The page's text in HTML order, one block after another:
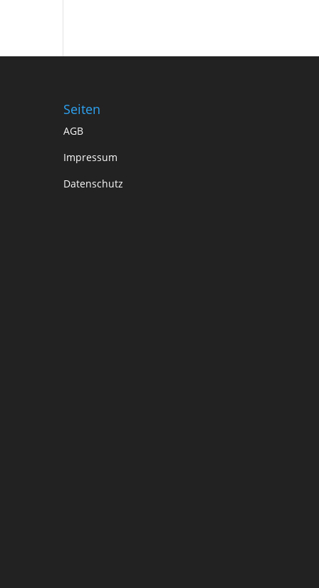
Seiten
AGB
Impressum
Datenschutz